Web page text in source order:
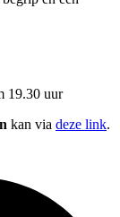
uur
kan via deze link.